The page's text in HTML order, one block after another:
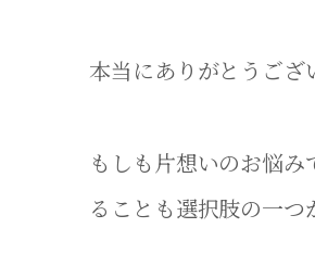
本当にありがとうござ
もしも片想いのお悩
ることも選択肢の一つ